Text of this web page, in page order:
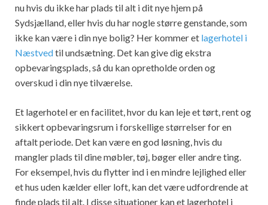
nu hvis du ikke har plads til alt i dit nye hjem på
Sydsjælland, eller hvis du har nogle større genstande, som
ikke kan være i din nye bolig? Her kommer et lagerhotel i
Næstvedtil undsætning. Det kan give dig ekstra
opbevaringsplads, så du kan opretholde orden og
overskud i din nye tilværelse.
Et lagerhotel er en facilitet, hvor du kan leje et tørt, rent og
sikkert opbevaringsrum i forskellige størrelser for en
aftalt periode. Det kan være en god løsning, hvis du
mangler plads til dine møbler, tøj, bøger eller andre ting.
For eksempel, hvis du flytter ind i en mindre lejlighed eller
et hus uden kælder eller loft, kan det være udfordrende at
finde plads til alt. I disse situationer kan et lagerhotel i